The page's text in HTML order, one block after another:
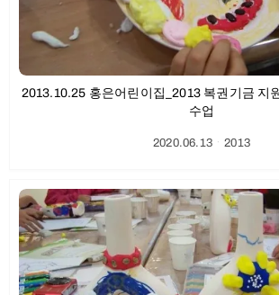
2013.10.25 홍은어린이집_2013 복권기금 지
수업
2020.06.13ㆍ2013